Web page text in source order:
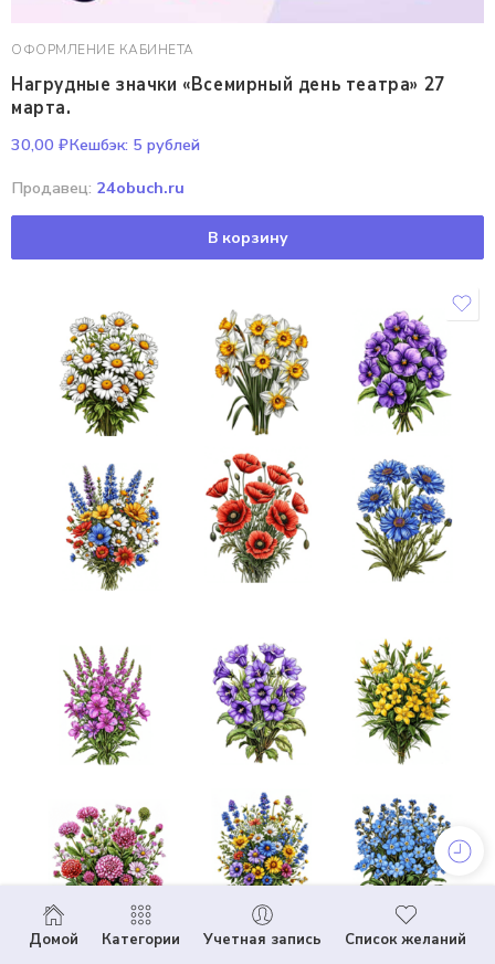
ОФОРМЛЕНИЕ КАБИНЕТА
Нагрудные значки «Всемирный день театра» 27
марта.
30,00 ₽Кешбэк: 5 рублей
Продавец: 24obuch.ru
В корзину
Домой Категории Учетная запись Список желаний